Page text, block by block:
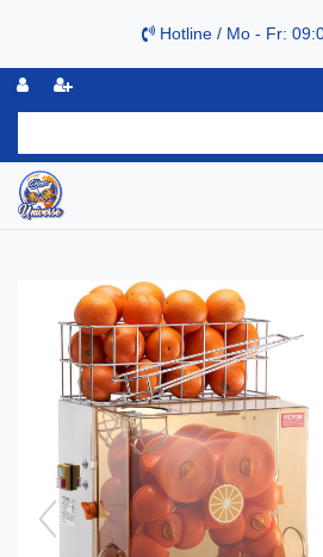
Hotline / Mo - Fr: